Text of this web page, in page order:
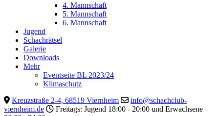
4. Mannschaft
5. Mannschaft
6. Mannschaft
Jugend
Schachrätsel
Galerie
Downloads
Mehr
Eventseite BL 2023/24
Klimaschutz
Kreuzstraße 2-4, 68519 Viernheim
info@schachclub-
viernheim.de
Freitags: Jugend 18:00 - 20:00 und Erwachsene